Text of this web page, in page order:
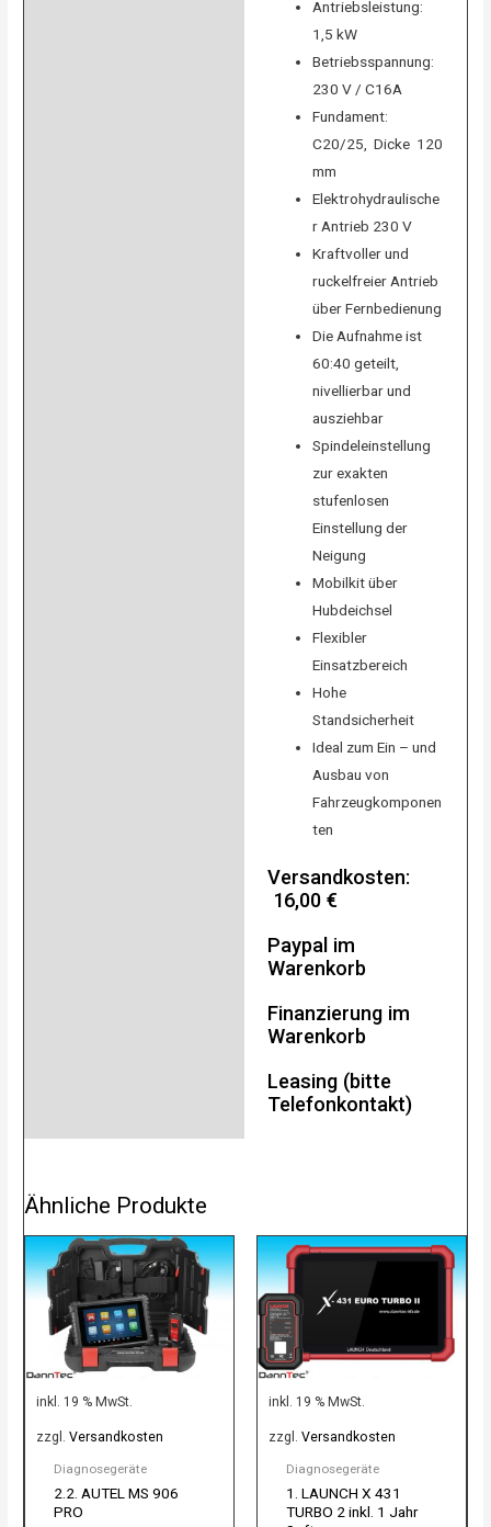
Antriebsleistung:
1,5 kW
Betriebsspannung:
230 V / C16A
Fundament:
C20/25, Dicke 120
mm
Elektrohydraulische
r Antrieb 230 V
Kraftvoller und
ruckelfreier Antrieb
über Fernbedienung
Die Aufnahme ist
60:40 geteilt,
nivellierbar und
ausziehbar
Spindeleinstellung
zur exakten
stufenlosen
Einstellung der
Neigung
Mobilkit über
Hubdeichsel
Flexibler
Einsatzbereich
Hohe
Standsicherheit
Ideal zum Ein – und
Ausbau von
Fahrzeugkomponen
ten
Versandkosten:
16,00 €
Paypal im
Warenkorb
Finanzierung im
Warenkorb
Leasing (bitte
Telefonkontakt)
Ähnliche Produkte
inkl. 19 % MwSt.
zzgl.Versandkosten
Diagnosegeräte
2.2. AUTEL MS 906
PRO
inkl. 19 % MwSt.
zzgl. Versandkosten
Diagnosegeräte
1. LAUNCH X 431
TURBO 2 inkl. 1 Jahr